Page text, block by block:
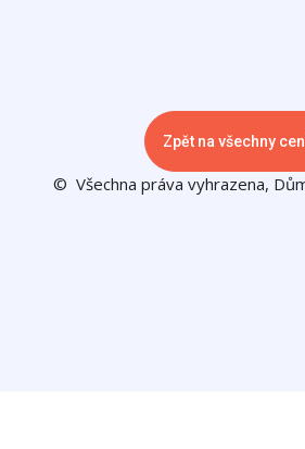
Zpět na všechny
© Všechna práva vyhrazena,